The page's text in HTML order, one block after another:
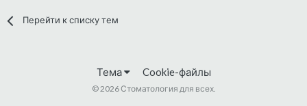
Перейти к списку тем
Тема Cookie-файлы
©2026 Стоматология для всех.